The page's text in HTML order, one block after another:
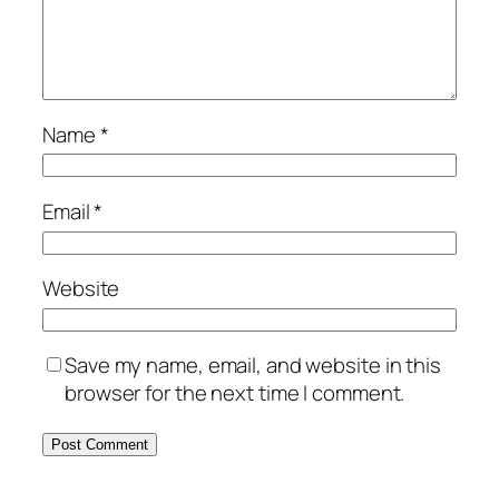
Name*
Email*
Website
Save my name, email, and website in this
browser for the next time I comment.